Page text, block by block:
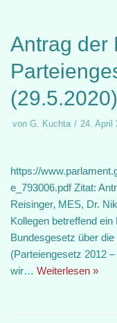
Antrag der
(29.5.2020)
von G. Kuchta 24. April
https://
e_793006.pdf Zitat:
Reisinger‚ MES, Dr.
Kollegen betreffend
Bundesgesetz über
(Parteiengesetz 2012
wir… Weiterlesen »